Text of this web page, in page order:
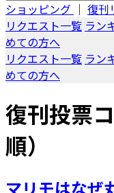
ショッピング ｜ 復刊
リクエスト一覧 ラン
めての方へ
リクエスト一覧 ラン
めての方へ
復刊投票
順）
マリモはなぜ